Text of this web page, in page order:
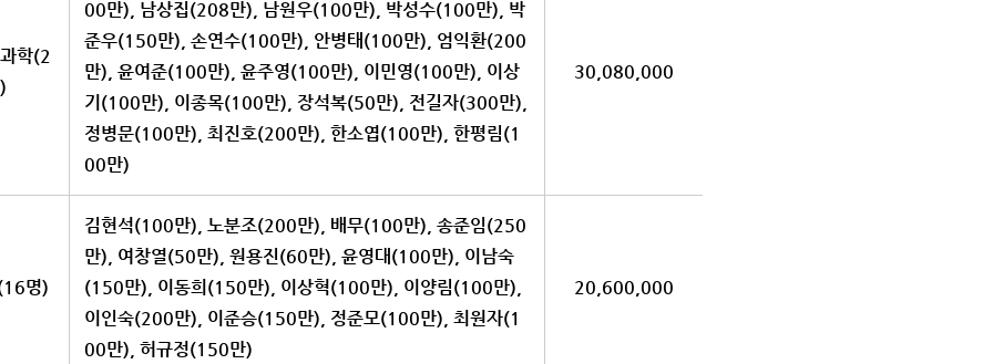
학(2
00만), 남상집(208만), 남원우(100만), 박성수(100만), 박
준우(150만), 손연수(100만), 안병태(100만), 엄익환(200
만), 윤여준(100만), 윤주영(100만), 이민영(100만), 이상
기(100만), 이종목(100만), 장석복(50만), 전길자(300만),
정병문(100만), 최진호(200만), 한소엽(100만), 한평림(1
00만)
30,080,000
명)
김현석(100만), 노분조(200만), 배무(100만), 송준임(250
만), 여창열(50만), 원용진(60만), 윤영대(100만), 이남숙
(150만), 이동희(150만), 이상혁(100만), 이양림(100만),
이인숙(200만), 이준승(150만), 정준모(100만), 최원자(1
00만), 허규정(150만)
20,600,000